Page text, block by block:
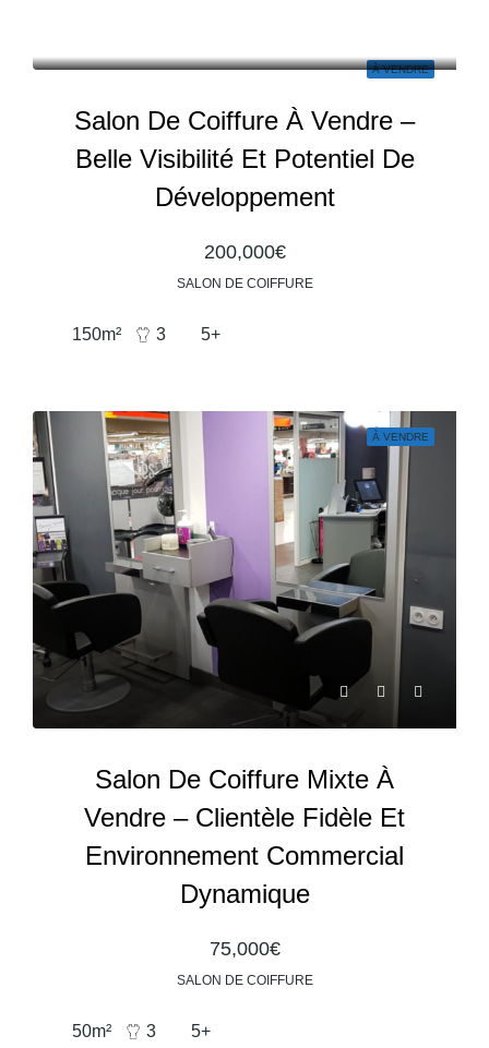
À VENDRE
Salon De Coiffure À Vendre –
Belle Visibilité Et Potentiel De
Développement
200,000€
SALON DE COIFFURE
150m² 3 5+
À VENDRE
Salon De Coiffure Mixte À
Vendre – Clientèle Fidèle Et
Environnement Commercial
Dynamique
75,000€
SALON DE COIFFURE
50m² 3 5+